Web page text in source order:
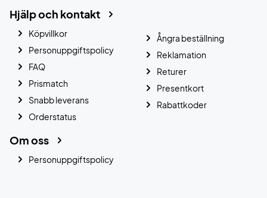
Hjälp och kontakt
Köpvillkor
Personuppgiftspolicy
FAQ
Prismatch
Snabb leverans
Orderstatus
Ångra beställning
Reklamation
Returer
Presentkort
Rabattkoder
Om oss
Personuppgiftspolicy